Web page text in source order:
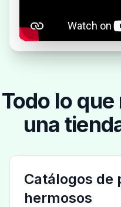
Todo lo
una
Catálogos de
hermosos